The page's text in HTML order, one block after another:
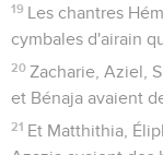
19 Les chantres
cymbales d'airain
20 Zacharie, Aziel,
et Bénaja avaient
21 Et Matthithia,